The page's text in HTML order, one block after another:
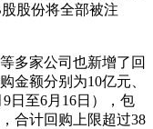
股份将全部被注
等多家公司也新增了回
金额分别为10亿元、
日至6月16日），包
合计回购上限超过38